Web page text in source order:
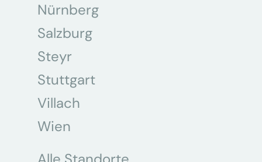
Nürnberg
Salzburg
Steyr
Stuttgart
Villach
Wien